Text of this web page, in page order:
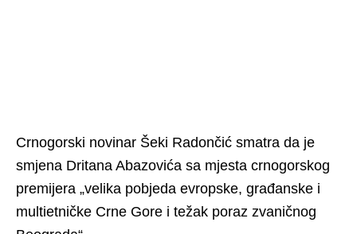
Crnogorski novinar Šeki Radončić smatra da je
smjena Dritana Abazovića sa mjesta crnogorskog
premijera „velika pobjeda evropske, građanske i
multietničke Crne Gore i težak poraz zvaničnog